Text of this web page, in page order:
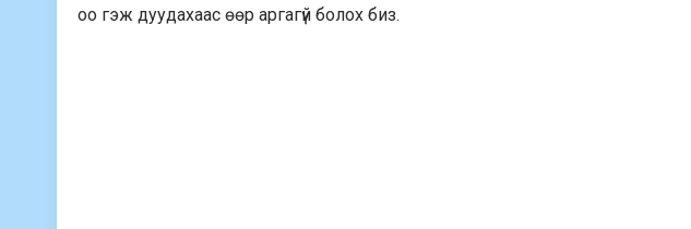
оо гэж дуудахаас өөр аргагүй болох биз.